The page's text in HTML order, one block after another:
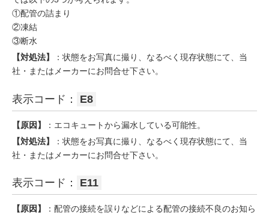
①配管の詰まり
②凍結
③断水
【対処法】
：状態をお写真に撮り、なるべく現存状態にて、当
社・またはメーカーにお問合せ下さい。
表示コード： E8
【原因】
：エコキュートから漏水している可能性。
【対処法】
：状態をお写真に撮り、なるべく現存状態にて、当
社・またはメーカーにお問合せ下さい。
表示コード： E11
【原因】
：配管の接続を誤りなどによる配管の接続不良のお知ら